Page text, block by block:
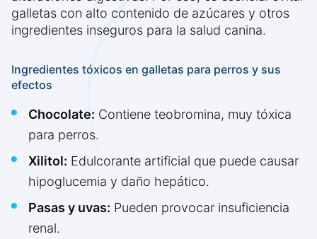
galletas con alto contenido de azúcares y otros
ingredientes inseguros para la salud canina.
Ingredientes tóxicos en galletas para perros y sus
efectos
Chocolate: Contiene teobromina, muy tóxica
para perros.
Xilitol: Edulcorante artificial que puede causar
hipoglucemia y daño hepático.
Pasas y uvas: Pueden provocar insuficiencia
renal.